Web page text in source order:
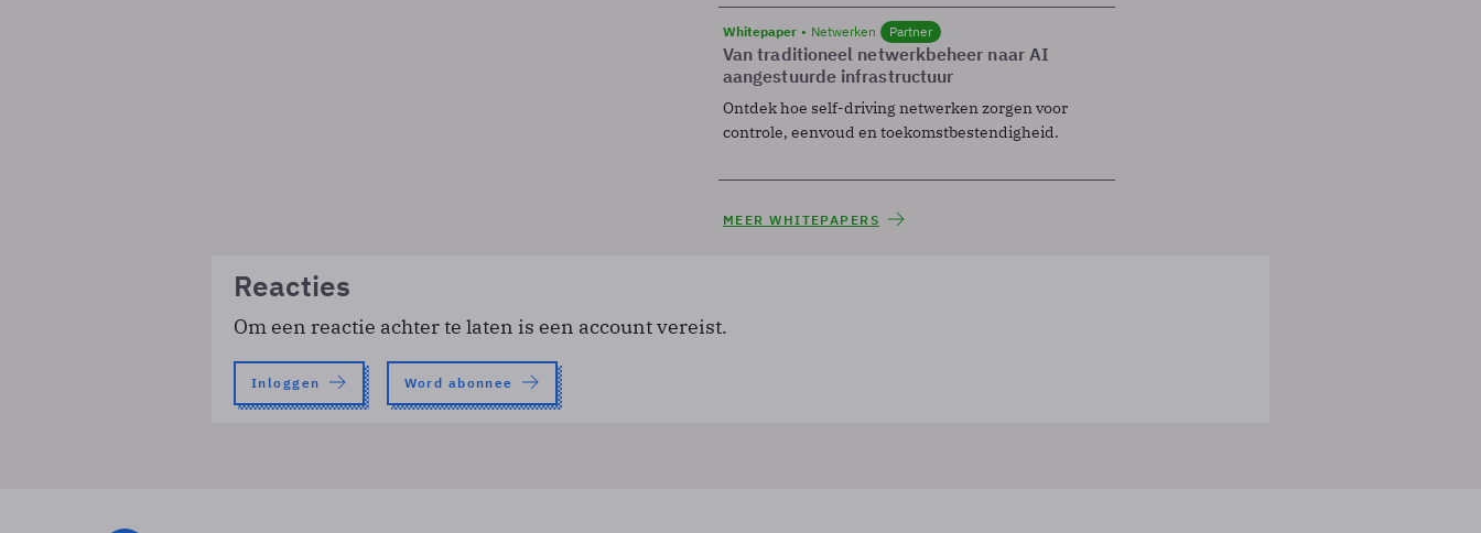
Whitepaper Netwerken Partner
Van traditioneel netwerkbeheer naar AI
aangestuurde infrastructuur
Ontdek hoe self-driving netwerken zorgen voor
controle, eenvoud en toekomstbestendigheid.
MEER WHITEPAPERS
Reacties
Om een reactie achter te laten is een account vereist.
Inloggen Word abonnee